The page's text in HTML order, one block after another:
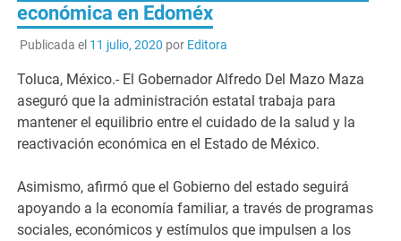
económica en Edoméx
Publicada el 11 julio, 2020 por Editora
Toluca, México.- El Gobernador Alfredo Del Mazo Maza
aseguró que la administración estatal trabaja para
mantener el equilibrio entre el cuidado de la salud y la
reactivación económica en el Estado de México.
Asimismo, afirmó que el Gobierno del estado seguirá
apoyando a la economía familiar, a través de programas
sociales, económicos y estímulos que impulsen a los